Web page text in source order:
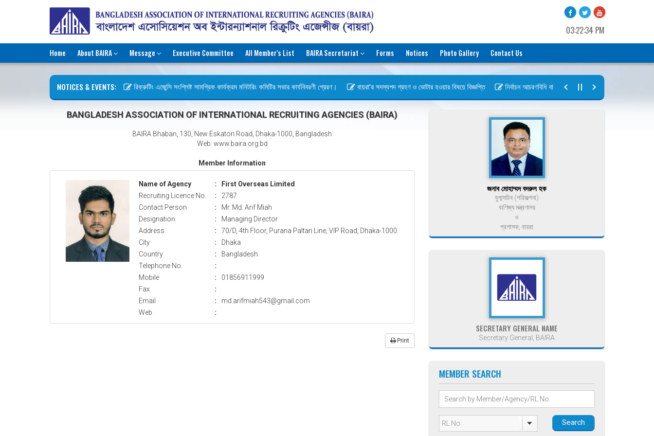
03:22:34 PM
Home About BAIRA Message Executive Committee All Member's List BAIRA Secretariat Forms Notices Photo Gallery Contact Us
NOTICES & EVENTS: রিক্রুটিং এজেন্সি সংশ্লিষ্ট সামগ্রিক কার্যক্রম মনিটরিং কমিটির সভার কার্যবিবরণী প্রেরণ। বায়রা’র সদস্যপদ গ্রহণ ও ভোটার হওয়ার বিষয়ে বিজ্ঞপ্তি নির্বাচন আচরণবিধি বায়রা ২০২৬-২০২৮
BANGLADESH ASSOCIATION OF INTERNATIONAL RECRUITING AGENCIES (BAIRA)
BAIRA Bhaban, 130, New Eskaton Road, Dhaka-1000, Bangladesh
Web: www.baira.org.bd
Member Information
Name of Agency :
First Overseas Limited
Recruiting Licence No.
:
2787
Contact Person
:
Mr. Md. Arif Miah
Designation
:
Managing Director
Address
:
70/D, 4th Floor, Purana Paltan Line, VIP Road, Dhaka-1000.
City
:
Dhaka
Country
:
Bangladesh
Telephone No.
:
Mobile
:
01856911999
Fax
:
Email
:
md.arifmiah543@gmail.com
Web
:
Print
জনাব মোহাম্মদ বদরুল হক
যুগ্মসচিব (পরিকল্পনা)
বাণিজ্য মন্ত্রণালয়
ও
প্রশাসক, বায়রা
SECRETARY GENERAL NAME
Secretary General, BAIRA
MEMBER SEARCH
Search